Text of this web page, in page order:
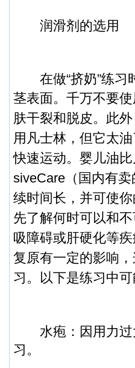
润滑剂的选用
在做“挤奶”练习
茎表面。 千万不要
肤干裂和脱皮。此
用凡士林，但它太
快速运动。 婴儿油比
siveCare（国内有
续时间长，并可使你
先了解何时可以和
吸障碍或肝硬化等
复原有一定的影响
习。以下是练习中可
水疱：因用力过
习。